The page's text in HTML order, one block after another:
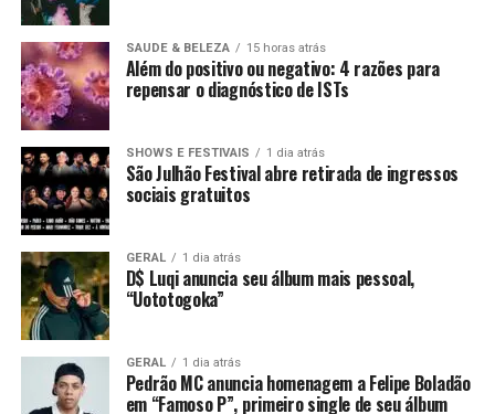
SAUDE & BELEZA 15 horas atrás
Além do positivo ou negativo: 4 razões para
repensar o diagnóstico de ISTs
SHOWS E FESTIVAIS 1 dia atrás
São Julhão Festival abre retirada de ingressos
sociais gratuitos
GERAL 1 dia atrás
D$ Luqi anuncia seu álbum mais pessoal,
“Uototogoka”
GERAL 1 dia atrás
Pedrão MC anuncia homenagem a Felipe Boladão
em “Famoso P”, primeiro single de seu álbum